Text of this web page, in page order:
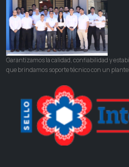
Garantizamos la calidad, confiabilidad y
que brindamos soporte técnico con un